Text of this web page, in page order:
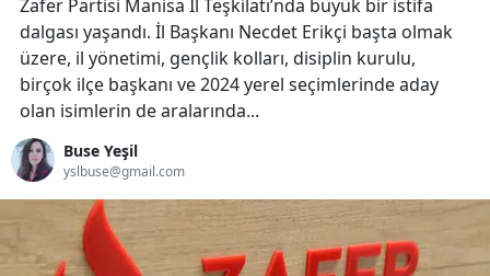
Zafer Partisi Manisa İl Teşkilatı’nda büyük bir istifa
dalgası yaşandı. İl Başkanı Necdet Erikçi başta olmak
üzere, il yönetimi, gençlik kolları, disiplin kurulu,
birçok ilçe başkanı ve 2024 yerel seçimlerinde aday
olan isimlerin de aralarında...
Buse Yeşil
yslbuse@gmail.com